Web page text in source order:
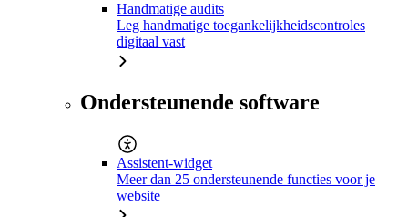
Handmatige audits
Leg handmatige toegankelijkheidscontroles
digitaal vast
Ondersteunende software
Assistent-widget
Meer dan 25 ondersteunende functies voor je
website